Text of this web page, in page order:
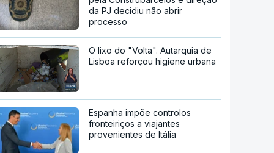
da PJ decidiu não abrir
processo
O lixo do "Volta". Autarquia de
Lisboa reforçou higiene urbana
Espanha impõe controlos
fronteiriços a viajantes
provenientes de Itália